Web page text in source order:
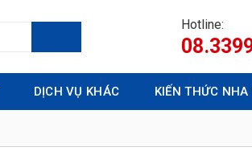
Hotline:
DỊCH VỤ KHÁC KIẾN THỨC NHA